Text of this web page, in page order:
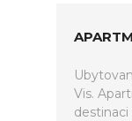
Vis.